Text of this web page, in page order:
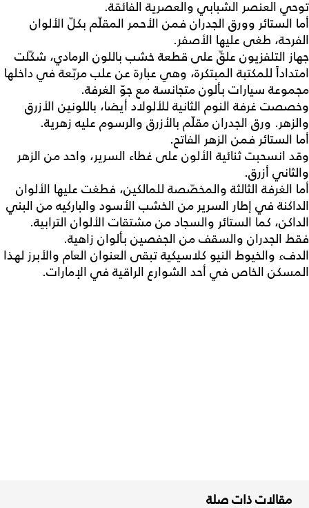
توحي العنصر الشبابي والعصرية الفائقة.
أما الستائر وورق الجدران فمن الأحمر المقلّم بكلّ الألوان
الفرحة، طغى عليها الأصفر.
جهاز التلفزيون علقّ على قطعة خشب باللون الرمادي، شكّلت
امتداداً للمكتبة المبتكرة، وهي عبارة عن علب مربّعة في داخلها
مجموعة سيارات بألون متجانسة مع جوّ الغرفة.
وخصصت غرفة النوم الثانية للألولاد أيضا، باللونين الأزرق
والزهر. ورق الجدران مقلّم بالأزرق والرسوم عليه زهرية.
أما الستائر فمن الزهر الفاتح.
وقد انسحبت ثنائية الألون على غطاء السرير، واحد من الزهر
والثاني أزرق.
أما الغرفة الثالثة والمخصّصة للمالكين، فطغت عليها الألوان
الداكنة في إطار السرير من الخشب الأسود والباركيه من البني
الداكن، كما الستائر والسجاد من مشتقات الألوان الترابية.
فقط الجدران والسقف من الجفصين بألوان زاهية.
الدفء والخيوط النيو كلاسيكية تبقى العنوان العام والأبرز لهذا
المسكن الخاص في أحد الشوارع الراقية في الإمارات.
مقالات ذات صلة